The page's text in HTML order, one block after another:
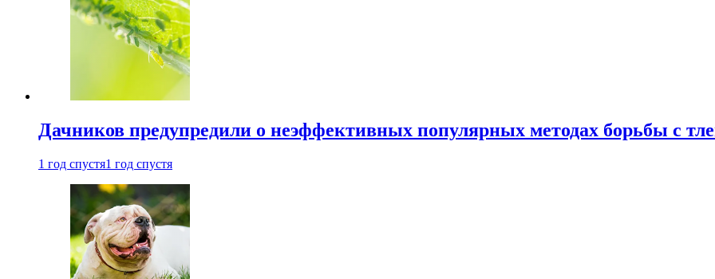
Дачников предупредили о неэффективных популярных методах борьбы с
1 год спустя1 год спустя